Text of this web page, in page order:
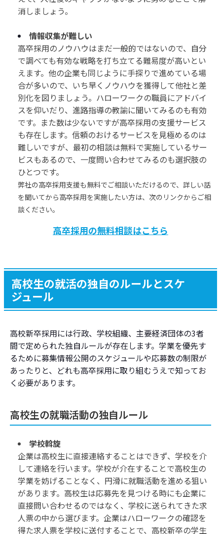
消しましょう。
情報収集が難しい
高卒採用のノウハウはまだ一般的ではないので、自分
で調べても有効な戦略を打ち立てる難易度が高いとい
えます。他の企業も同じように手探りで進めている場
合が多いので、いち早くノウハウを獲得して他社と差
別化を図りましょう。ハローワークの職員にアドバイ
スを仰いだり、進路指導の教諭に聞いてみるのも有効
です。また数は少ないですが高卒採用の支援サービス
も存在します。信頼のおけるサービスを見極めるのは
難しいですが、最初の相談は無料で実施しているサー
ビスもあるので、一度問い合わせてみるのも選択肢の
ひとつです。
弊社の高卒採用支援も無料でご相談いただけるので、詳しい話
を聞いてから高卒採用を実施したい方は、次のリンクからご相
談ください。
高卒採用の無料相談はこちら
高校生の就活の独自のルールとスケ
ジュール
高校新卒採用には行政、学校組織、主要経済団体の3者
間で定められた独自ルールが存在します。学業を優先す
るために募集情報公開のスケジュールや応募数の制限が
あったりと、どれも高卒採用に取り組むうえで知ってお
く必要があります。
高校生の就職活動の独自ルール
学校斡旋
企業は高校生に直接連絡することはできず、学校を介
して連絡を行います。学校が介在することで高校生の
学業を妨げることなく、円滑に就職活動を進める狙い
があります。高校生は応募先を見つける時にも企業に
直接問い合わせるのではなく、学校に送られてきた求
人票の中から選びます。企業はハローワークの確認を
得た求人票を学校に送付することで、高校新卒の学生